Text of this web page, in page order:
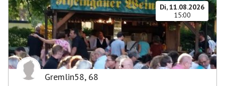
Di, 11.08.2026
15:00
Gremlin58, 68